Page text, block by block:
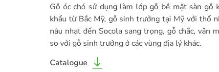
Gỗ óc chó sử dụng làm lớp gỗ bề mặt sàn gỗ
khẩu từ Bắc Mỹ, gỗ sinh trưởng tại Mỹ với thổ
nâu nhạt đến Socola sang trọng, gỗ chắc, vân
so với gỗ sinh trưởng ở các vùng địa lý khác.
Catalogue